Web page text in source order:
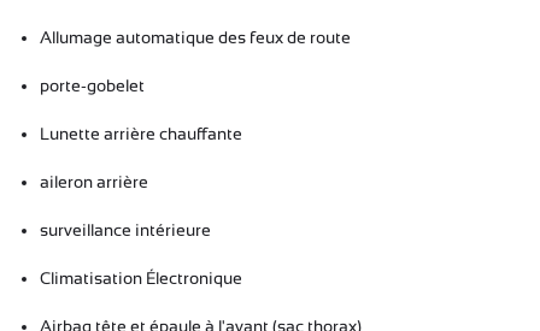
Allumage automatique des feux de route
porte-gobelet
Lunette arrière chauffante
aileron arrière
surveillance intérieure
Climatisation Électronique
Airbag tête et épaule à l'avant (sac thorax)